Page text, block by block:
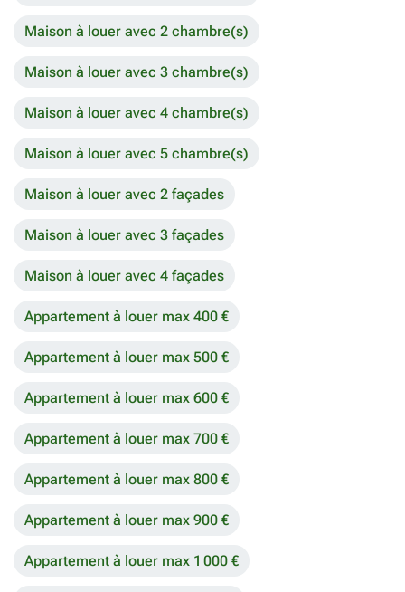
Maison à louer avec 2 chambre(s)
Maison à louer avec 3 chambre(s)
Maison à louer avec 4 chambre(s)
Maison à louer avec 5 chambre(s)
Maison à louer avec 2 façades
Maison à louer avec 3 façades
Maison à louer avec 4 façades
Appartement à louer max 400 €
Appartement à louer max 500 €
Appartement à louer max 600 €
Appartement à louer max 700 €
Appartement à louer max 800 €
Appartement à louer max 900 €
Appartement à louer max 1 000 €